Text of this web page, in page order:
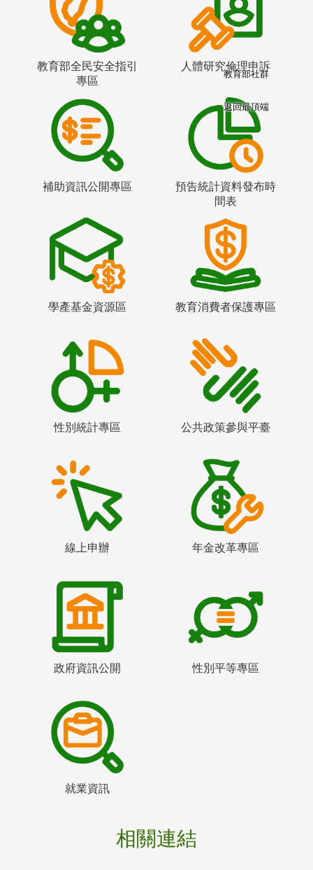
教育部全民安全指引
專區
人體研究倫理申訴
補助資訊公開專區
預告統計資料發布時
間表
學產基金資源區 教育消費者保護專區
性別統計專區 公共政策參與平臺
線上申辦 年金改革專區
政府資訊公開 性別平等專區
就業資訊
相關連結
教育部社群
返回最頂端